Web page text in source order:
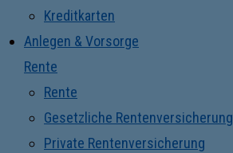
Kreditkarten
Anlegen & Vorsorge
Rente
Rente
Gesetzliche Rentenversicherung
Private Rentenversicherung